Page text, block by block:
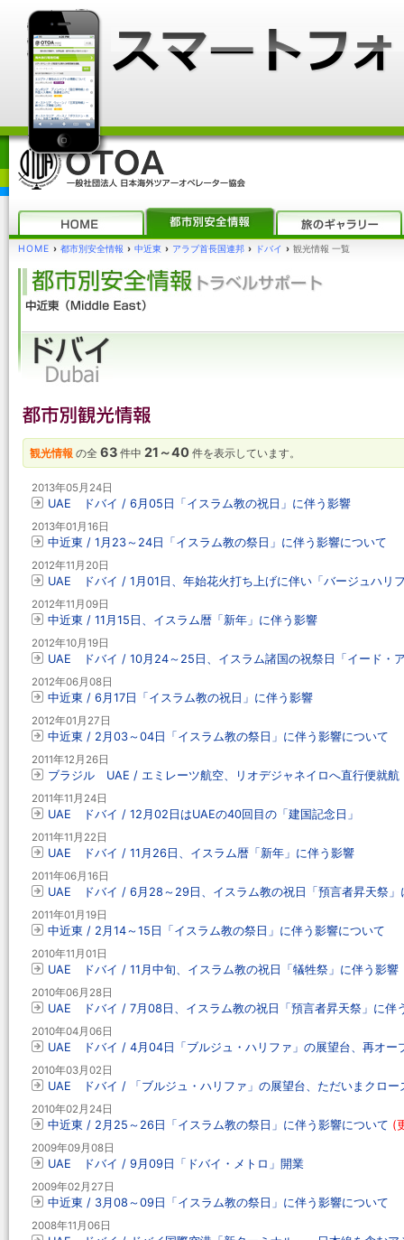
HOME › 都市別安全情報 › 中近東 › アラブ首長国連邦 › ドバイ › 観光情報 一覧
観光情報 の全 63 件中 21～40 件を表示しています。
2013年05月24日
UAE ドバイ / 6月05日「イスラム教の祝日」に伴う影響
2013年01月16日
中近東 / 1月23～24日「イスラム教の祭日」に伴う影響について
2012年11月20日
UAE ドバイ / 1月01日、年始花火打ち上げに伴い「バージュハリ
2012年11月09日
中近東 / 11月15日、イスラム暦「新年」に伴う影響
2012年10月19日
UAE ドバイ / 10月24～25日、イスラム諸国の祝祭日「イード・
2012年06月08日
中近東 / 6月17日「イスラム教の祝日」に伴う影響
2012年01月27日
中近東 / 2月03～04日「イスラム教の祭日」に伴う影響について
2011年12月26日
ブラジル UAE / エミレーツ航空、リオデジャネイロへ直行便就
2011年11月24日
UAE ドバイ / 12月02日はUAEの40回目の「建国記念日」
2011年11月22日
UAE ドバイ / 11月26日、イスラム暦「新年」に伴う影響
2011年06月16日
UAE ドバイ / 6月28～29日、イスラム教の祝日「預言者昇天祭」
2011年01月19日
中近東 / 2月14～15日「イスラム教の祭日」に伴う影響について
2010年11月01日
UAE ドバイ / 11月中旬、イスラム教の祝日「犠牲祭」に伴う影響
2010年06月28日
UAE ドバイ / 7月08日、イスラム教の祝日「預言者昇天祭」に伴
2010年04月06日
UAE ドバイ / 4月04日「ブルジュ・ハリファ」の展望台、再オー
2010年03月02日
UAE ドバイ / 「ブルジュ・ハリファ」の展望台、ただいまクロー
2010年02月24日
中近東 / 2月25～26日「イスラム教の祭日」に伴う影響について (
2009年09月08日
UAE ドバイ / 9月09日「ドバイ・メトロ」開業
2009年02月27日
中近東 / 3月08～09日「イスラム教の祭日」に伴う影響について
2008年11月06日